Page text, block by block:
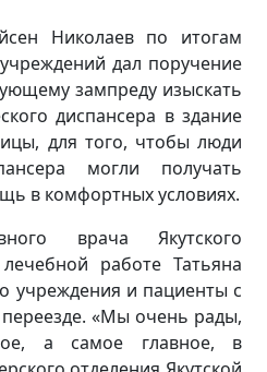
Николаев по итогам
дал поручение
зампреду изыскать
диспансера в здание
для того, чтобы люди
могли получать
в комфортных условиях.
врача Якутского
работе Татьяна
учреждения и пациенты с
«Мы очень рады,
а самое главное, в